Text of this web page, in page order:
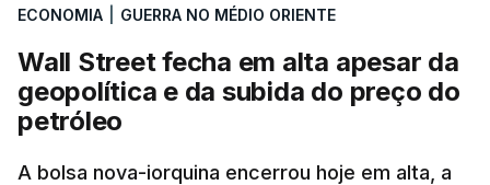
ECONOMIA GUERRA NO MÉDIO ORIENTE
Wall Street fecha em alta apesar da
geopolítica e da subida do preço do
petróleo
A bolsa nova-iorquina encerrou hoje em alta, a